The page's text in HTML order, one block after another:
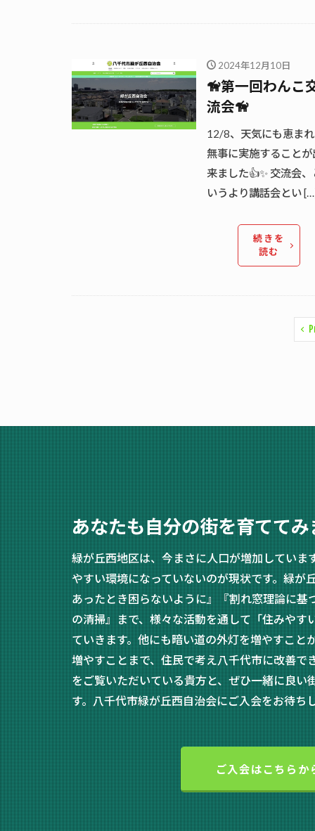
2024年12月10日
🦮第一回わんこ
流会🦮
12/8、天気にも恵まれ
無事に実施することが
来ました👍✨ 交流会、
いうより講話会とい
続きを
読む
あなたも自分の街を育ててみ
緑が丘西地区は、今まさに人口が増加していま
やすい環境になっていないのが現状です。緑が
あったとき困らないように』『割れ窓理論に基
の清掃』まで、様々な活動を通して「住みやす
ていきます。他にも暗い道の外灯を増やすこと
増やすことまで、住民で考え八千代市に改善で
をご覧いただいている貴方と、ぜひ一緒に良い
す。八千代市緑が丘西自治会にご入会をお待ち
ご入会はこちらか